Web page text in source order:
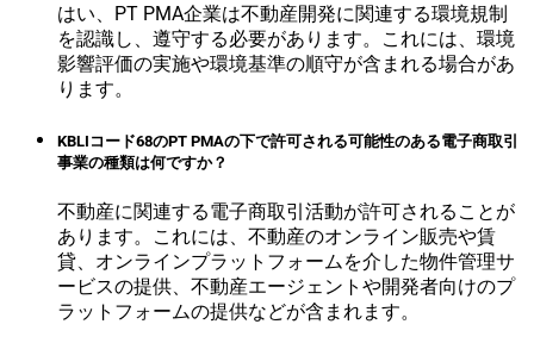
はい、PT PMA企業は不動産開発に関連する環境規制
を認識し、遵守する必要があります。これには、環境
影響評価の実施や環境基準の順守が含まれる場合があ
ります。
KBLIコード68のPT PMAの下で許可される可能性のある電子商取引
事業の種類は何ですか？
不動産に関連する電子商取引活動が許可されることが
あります。これには、不動産のオンライン販売や賃
貸、オンラインプラットフォームを介した物件管理サ
ービスの提供、不動産エージェントや開発者向けのプ
ラットフォームの提供などが含まれます。